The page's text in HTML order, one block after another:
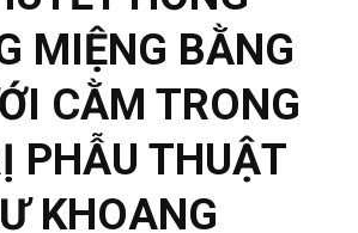
MIỆNG BẰNG
CẰM TRONG
PHẪU THUẬT
KHOANG